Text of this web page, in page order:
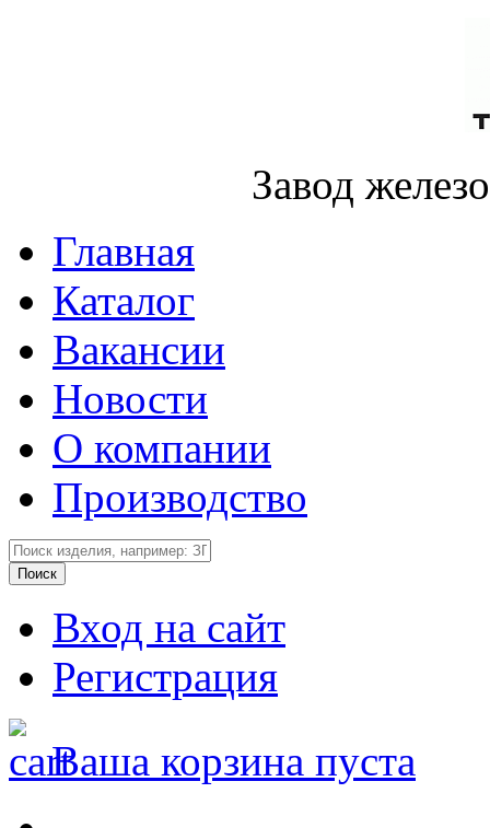
Завод
Главная
Каталог
Вакансии
Новости
О компании
Производство
Вход на сайт
Регистрация
Ваша корзина пуста